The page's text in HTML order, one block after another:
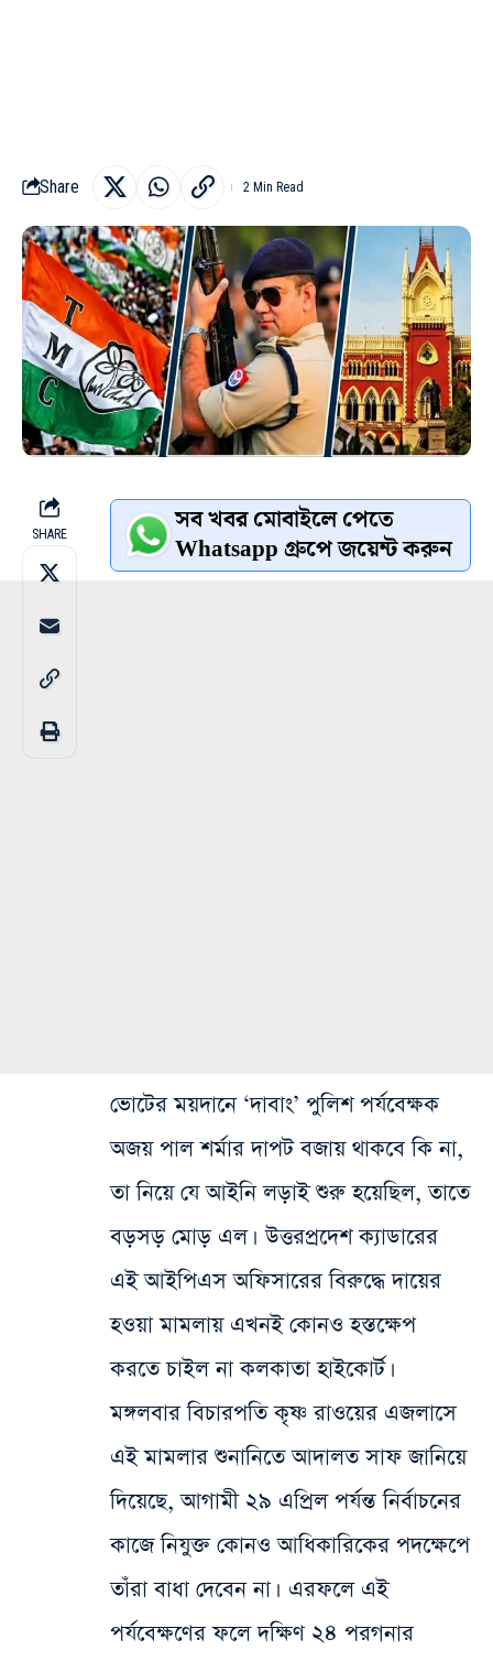
Share 2 Min Read
SHARE সব খবর মোবাইলে পেতে
Whatsapp গ্রুপে জয়েন্ট করুন
ভোটের ময়দানে ‘দাবাং’ পুলিশ পর্যবেক্ষক
অজয় পাল শর্মার দাপট বজায় থাকবে কি না,
তা নিয়ে যে আইনি লড়াই শুরু হয়েছিল, তাতে
বড়সড় মোড় এল। উত্তরপ্রদেশ ক্যাডারের
এই আইপিএস অফিসারের বিরুদ্ধে দায়ের
হওয়া মামলায় এখনই কোনও হস্তক্ষেপ
করতে চাইল না কলকাতা হাইকোর্ট।
মঙ্গলবার বিচারপতি কৃষ্ণ রাওয়ের এজলাসে
এই মামলার শুনানিতে আদালত সাফ জানিয়ে
দিয়েছে, আগামী ২৯ এপ্রিল পর্যন্ত নির্বাচনের
কাজে নিযুক্ত কোনও আধিকারিকের পদক্ষেপে
তাঁরা বাধা দেবেন না। এরফলে এই
পর্যবেক্ষণের ফলে দক্ষিণ ২৪ পরগনার